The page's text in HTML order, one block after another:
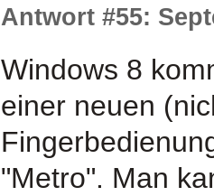
Antwort #55:
Windows 8
einer neuen
"Metro". Man